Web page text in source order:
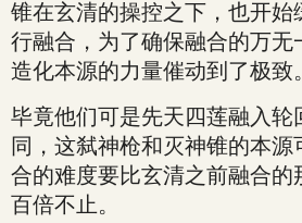
锥在玄清的操控之下，也开始
行融合，为了确保融合的万无
造化本源的力量催动到了极致。
毕竟他们可是先天四莲融入轮
同，这弑神枪和灭神锥的本源
合的难度要比玄清之前融合的
百倍不止。